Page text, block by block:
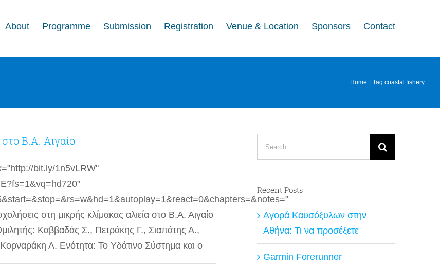
About Programme Submission Registration Venue & Location Sponsors Contact
Home Tag:coastal fishery
Β.Α. Αιγαίο
bit.ly/1n5vLRW"
στη μικρής κλίμακας αλιεία στο Β.Α. Αιγαίο
Καββαδάς Σ., Πετράκης Γ., Σιαπάτης Α.,
Λ. Ενότητα: Το Υδάτινο Σύστημα και ο
for:
Recent Posts
Αγορά Καυσόξυλων στην
Αθήνα: Τι να προσέξετε
Garmin Forerunner